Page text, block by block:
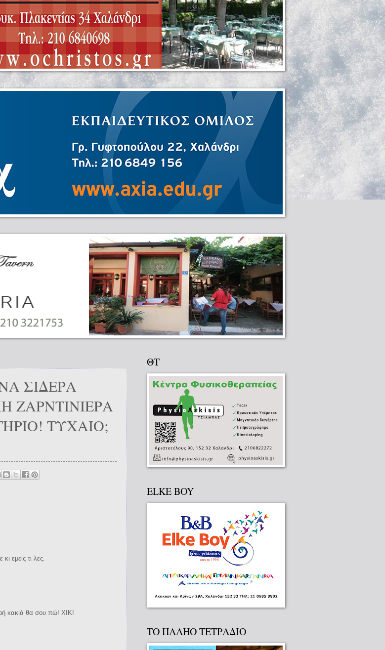
ΣΙΔΕΡΑ
ΖΑΡΝΤΙΝΙΕΡΑ
ΤΥΧΑΙΟ;
εμείς τι λες.
κακιά θα σου πώ! ΧΙΚ!
ΘΤ
ELKE BOY
ΤΟ ΠΑΛΗΟ ΤΕΤΡΑΔΙΟ